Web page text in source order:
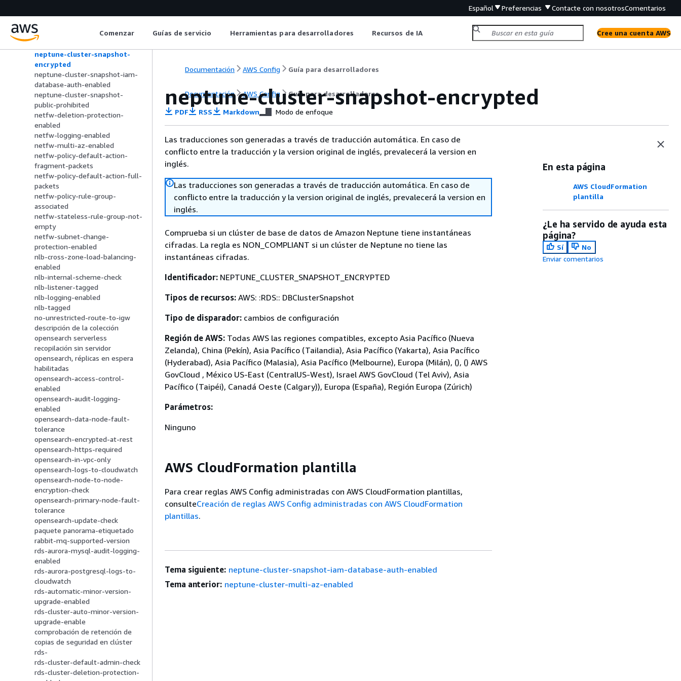
Español Preferencias Contacte con nosotrosComentarios
Comenzar Guías de servicio Herramientas para desarrolladores Recursos de IA Cree una cuenta AWS
authentication
neptune-cluster-multi-az-
neptune-cluster-snapshot-
encrypted
neptune-cluster-snapshot-iam-
database-auth-enabled
neptune-cluster-snapshot-
public-prohibited
netfw-deletion-protection-
enabled
netfw-logging-enabled
netfw-multi-az-enabled
netfw-policy-default-action-
fragment-packets
netfw-policy-default-action-full-
packets
netfw-policy-rule-group-
associated
netfw-stateless-rule-group-not-
empty
netfw-subnet-change-
protection-enabled
nlb-cross-zone-load-balancing-
enabled
nlb-internal-scheme-check
nlb-listener-tagged
nlb-logging-enabled
nlb-tagged
no-unrestricted-route-to-igw
descripción de la colección
opensearch serverless
recopilación sin servidor
opensearch, réplicas en espera
habilitadas
opensearch-access-control-
enabled
opensearch-audit-logging-
enabled
opensearch-data-node-fault-
tolerance
opensearch-encrypted-at-rest
opensearch-https-required
opensearch-in-vpc-only
opensearch-logs-to-cloudwatch
opensearch-node-to-node-
encryption-check
opensearch-primary-node-fault-
tolerance
opensearch-update-check
paquete panorama-etiquetado
rabbit-mq-supported-version
rds-aurora-mysql-audit-logging-
enabled
rds-aurora-postgresql-logs-to-
cloudwatch
rds-automatic-minor-version-
upgrade-enabled
rds-cluster-auto-minor-version-
upgrade-enable
comprobación de retención de
copias de seguridad en clúster
rds-
rds-cluster-default-admin-check
rds-cluster-deletion-protection-
Documentación AWS Config Guía para desarrolladores
Documentación AWS Config Guía para desarrolladores
neptune-cluster-snapshot-encrypted
PDF RSS Markdown Modo de enfoque
Las traducciones son generadas a través de traducción automática. En caso de
conflicto entre la traducción y la version original de inglés, prevalecerá la version en
inglés.
Las traducciones son generadas a través de traducción automática. En caso de
conflicto entre la traducción y la version original de inglés, prevalecerá la version en
inglés.
Comprueba si un clúster de base de datos de Amazon Neptune tiene instantáneas
cifradas. La regla es NON_COMPLIANT si un clúster de Neptune no tiene las
instantáneas cifradas.
Identificador: NEPTUNE_CLUSTER_SNAPSHOT_ENCRYPTED
Tipos de recursos: AWS: :RDS:: DBClusterSnapshot
Tipo de disparador: cambios de configuración
Región de AWS: Todas AWS las regiones compatibles, excepto Asia Pacífico (Nueva
Zelanda), China (Pekín), Asia Pacífico (Tailandia), Asia Pacífico (Yakarta), Asia Pacífico
(Hyderabad), Asia Pacífico (Malasia), Asia Pacífico (Melbourne), Europa (Milán), (), () AWS
GovCloud , México US-East (CentralUS-West), Israel AWS GovCloud (Tel Aviv), Asia
Pacífico (Taipéi), Canadá Oeste (Calgary)), Europa (España), Región Europa (Zúrich)
Parámetros:
Ninguno
AWS CloudFormation plantilla
Para crear reglas AWS Config administradas con AWS CloudFormation plantillas,
consulteCreación de reglas AWS Config administradas con AWS CloudFormation
plantillas.
En esta página
AWS CloudFormation
plantilla
¿Le ha servido de ayuda esta
página?
Sí
No
Enviar comentarios
Tema siguiente: neptune-cluster-snapshot-iam-database-auth-enabled
Tema anterior: neptune-cluster-multi-az-enabled